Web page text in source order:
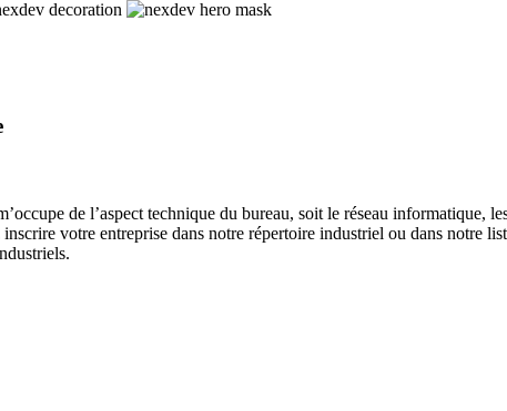
de l’aspect technique du bureau, soit le réseau informatique,
votre entreprise dans notre répertoire industriel ou dans notre